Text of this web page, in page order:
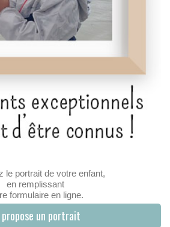
le portrait de votre enfant,
en remplissant
formulaire en ligne.
propose un portrait